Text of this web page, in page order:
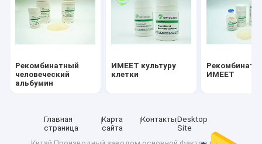
Рекомбинатный
человеческий
альбумин
ИМЕЕТ культуру
клетки
ИМЕЕТ
Главная
страница
Карта
сайта
КонтактыDesktop
Site